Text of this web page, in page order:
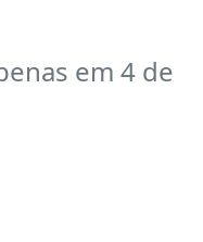
em 4 de